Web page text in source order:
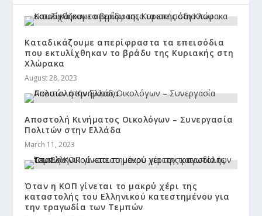
Καταδικάζουμε απερίφραστα τα επεισόδια
που εκτυλίχθηκαν το βράδυ της Κυριακής στη
Χλώρακα
August 28, 2023
Αποστολή Κινήματος Οικολόγων – Συνεργασία
Πολιτών στην Ελλάδα
March 11, 2023
Όταν η ΚΟΠ γίνεται το μακρύ χέρι της
καταστολής του Ελληνικού κατεστημένου για
την τραγωδία των Τεμπών